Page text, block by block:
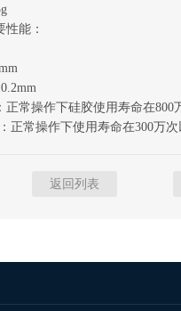
能：
正常操作下硅胶使用寿命在800
正常操作下使用寿命在300万次
返回列表